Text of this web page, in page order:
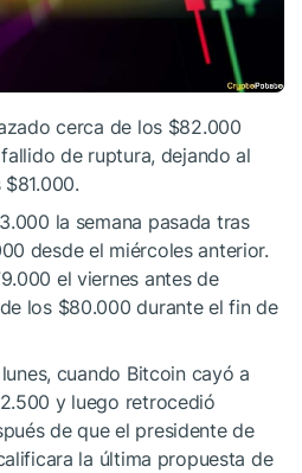
cerca de los $82.000
de ruptura, dejando al
la semana pasada tras
desde el miércoles anterior.
el viernes antes de
los $80.000 durante el fin de
cuando Bitcoin cayó a
y luego retrocedió
de que el presidente de
la última propuesta de